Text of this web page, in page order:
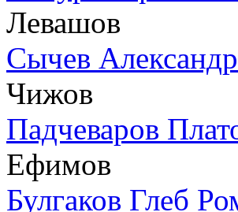
Левашов
Сычев
Чижов
Падчеваров
Ефимов
Булгаков Глеб